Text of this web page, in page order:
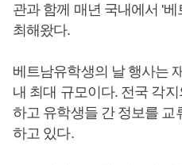
관과 함께 매년 국내에서 '
최해왔다.
베트남유학생의 날 행사는
내 최대 규모이다. 전국 각
하고 유학생들 간 정보를 교
하고 있다.